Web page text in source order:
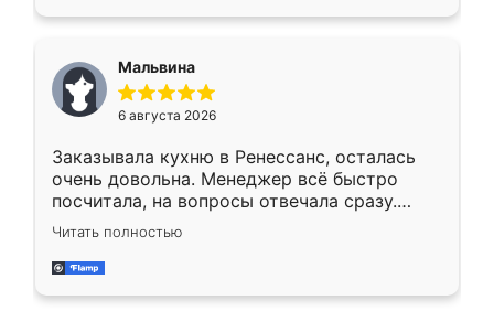
меньше, здесь же он более разнообразный.
Мне нравится ,если что-то потребуется из
мебели буду заказывать только здесь.
Мальвина
6 августа 2026
Заказывала кухню в Ренессанс, осталась
очень довольна. Менеджер всё быстро
посчитала, на вопросы отвечала сразу.
Замерщик приехал в субботу, подошёл к
делу со всей ответственностью. Собрали
за день, ребята работали аккуратно, даже
Читать полностью